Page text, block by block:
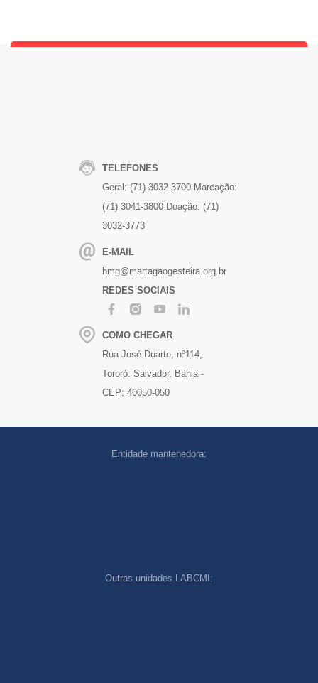
TELEFONES
Geral: (71) 3032-3700 Marcação:
(71) 3041-3800 Doação: (71)
3032-3773
E-MAIL
hmg@martagaogesteira.org.br
REDES SOCIAIS
COMO CHEGAR
Rua José Duarte, nº114,
Tororó. Salvador, Bahia -
CEP: 40050-050
Entidade mantenedora:
Outras unidades LABCMI: